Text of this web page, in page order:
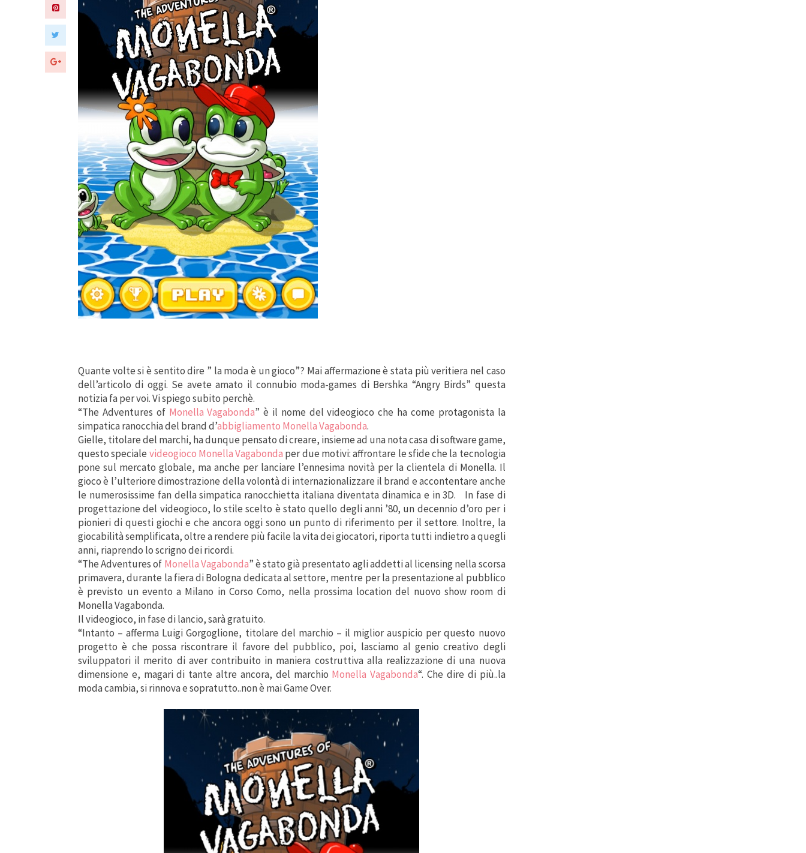
Quante volte si è sentito dire ” la moda è un gioco”? Mai affermazione è stata più veritiera nel caso
dell’articolo di oggi. Se avete amato il connubio moda-games di Bershka “Angry Birds” questa
notizia fa per voi. Vi spiego subito perchè.
“The Adventures of Monella Vagabonda” è il nome del videogioco che ha come protagonista la
simpatica ranocchia del brand d’abbigliamento Monella Vagabonda.
Gielle, titolare del marchi, ha dunque pensato di creare, insieme ad una nota casa di software game,
questo speciale videogioco Monella Vagabonda per due motivi: affrontare le sfide che la tecnologia
pone sul mercato globale, ma anche per lanciare l’ennesima novità per la clientela di Monella. Il
gioco è l’ulteriore dimostrazione della volontà di internazionalizzare il brand e accontentare anche
le numerosissime fan della simpatica ranocchietta italiana diventata dinamica e in 3D. In fase di
progettazione del videogioco, lo stile scelto è stato quello degli anni ’80, un decennio d’oro per i
pionieri di questi giochi e che ancora oggi sono un punto di riferimento per il settore. Inoltre, la
giocabilità semplificata, oltre a rendere più facile la vita dei giocatori, riporta tutti indietro a quegli
anni, riaprendo lo scrigno dei ricordi.
“The Adventures of Monella Vagabonda” è stato già presentato agli addetti al licensing nella scorsa
primavera, durante la fiera di Bologna dedicata al settore, mentre per la presentazione al pubblico
è previsto un evento a Milano in Corso Como, nella prossima location del nuovo show room di
Monella Vagabonda.
Il videogioco, in fase di lancio, sarà gratuito.
“Intanto – afferma Luigi Gorgoglione, titolare del marchio – il miglior auspicio per questo nuovo
progetto è che possa riscontrare il favore del pubblico, poi, lasciamo al genio creativo degli
sviluppatori il merito di aver contribuito in maniera costruttiva alla realizzazione di una nuova
dimensione e, magari di tante altre ancora, del marchio Monella Vagabonda“. Che dire di più..la
moda cambia, si rinnova e sopratutto..non è mai Game Over.